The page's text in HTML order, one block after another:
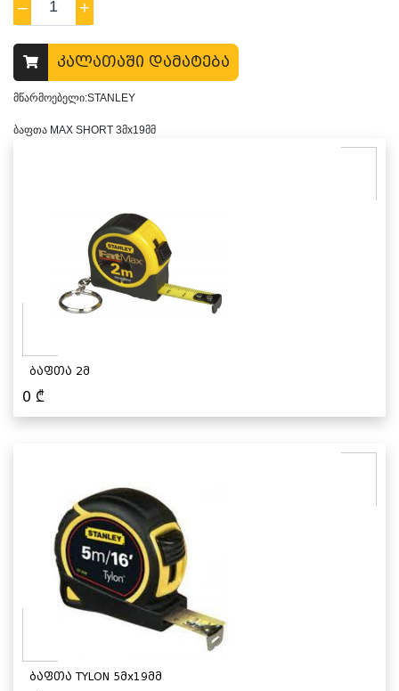
– 1 +
კალათაში დამატება
მწარმოებელი:STANLEY
ბაფთა MAX SHORT 3მx19მმ
ბაფთა 2მ
0 ₾
ბაფთა TYLON 5მx19მმ